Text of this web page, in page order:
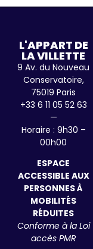
L'APPART DE
LA VILLETTE
9 Av. du Nouveau
Conservatoire,
75019 Paris
+33 6 11 05 52 63
—
Horaire : 9h30 –
00h00
ESPACE
ACCESSIBLE AUX
PERSONNES À
MOBILITÉS
RÉDUITES
Conforme à la Loi
accès PMR